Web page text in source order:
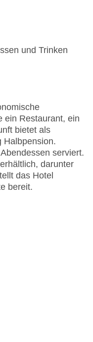
Visa
ein Restaurant, ein
bietet als
Halbpension.
serviert.
darunter
das Hotel
bereit.